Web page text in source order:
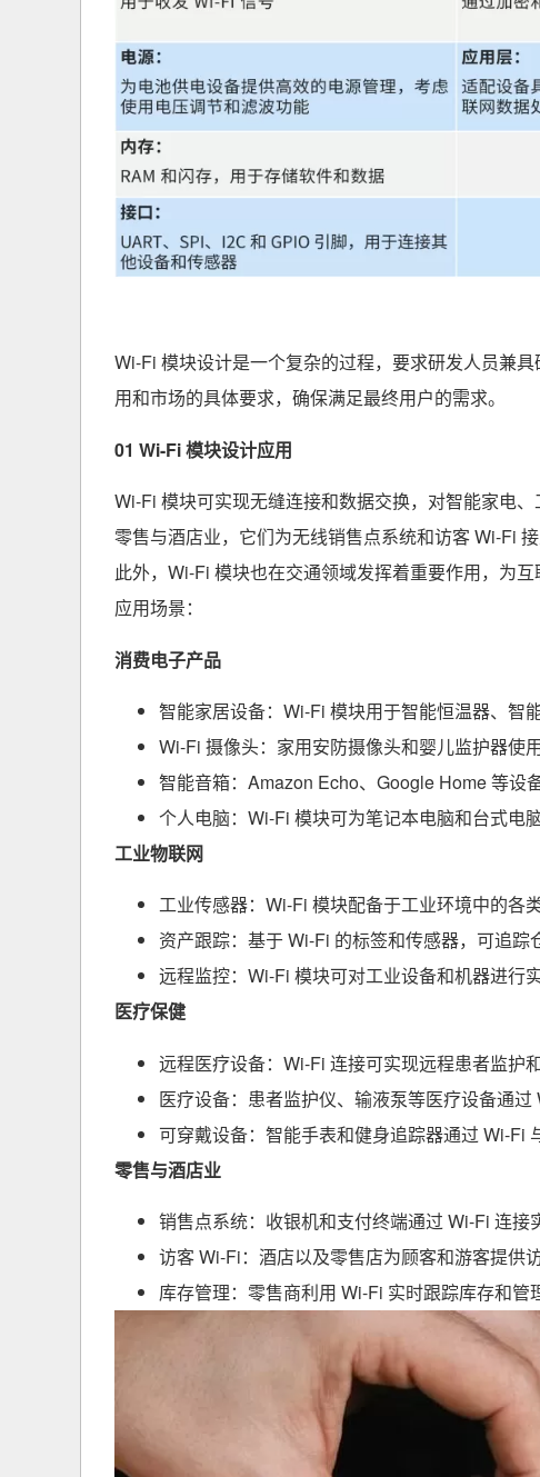
Wi-Fi 模块设计是一个复杂的过程，要求研发人员兼
用和市场的具体要求，确保满足最终用户的需求。
01 Wi-Fi 模块设计应用
Wi-Fi 模块可实现无缝连接和数据交换，对智能家电
零售与酒店业，它们为无线销售点系统和访客 Wi-Fi
此外，Wi-Fi 模块也在交通领域发挥着重要作用，为
应用场景：
消费电子产品
智能家居设备：Wi-Fi 模块用于智能恒温器、智
Wi-Fi 摄像头：家用安防摄像头和婴儿监护器使
智能音箱： Amazon Echo、Google Home 等设
个人电脑：Wi-Fi 模块可为笔记本电脑和台式电
工业物联网
工业传感器：Wi-Fi 模块配备于工业环境中的各
资产跟踪：基于 Wi-Fi 的标签和传感器，可追踪
远程监控：Wi-Fi 模块可对工业设备和机器进行
医疗保健
远程医疗设备：Wi-Fi 连接可实现远程患者监护
医疗设备：患者监护仪、输液泵等医疗设备通过
可穿戴设备：智能手表和健身追踪器通过 Wi-Fi
零售与酒店业
销售点系统：收银机和支付终端通过 Wi-Fi 连接
访客 Wi-Fi：酒店以及零售店为顾客和游客提供
库存管理：零售商利用 Wi-Fi 实时跟踪库存和管